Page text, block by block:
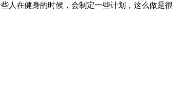
人在健身的时候，会制定一些计划，这么做是很